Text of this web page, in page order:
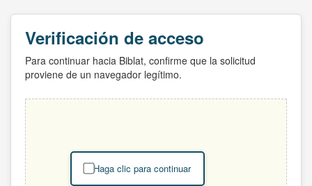
Verificación de acceso
Para continuar hacia Biblat, confirme que la solicitud
proviene de un navegador legítimo.
Haga clic para continuar